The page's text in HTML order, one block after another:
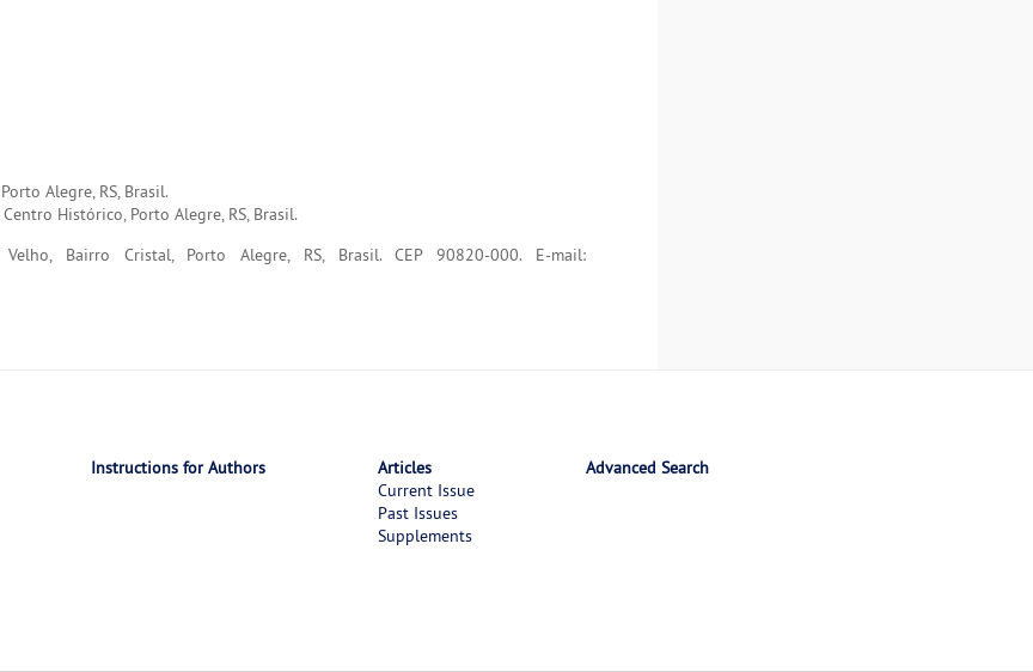
Alegre, RS, Brasil.
Histórico, Porto Alegre, RS, Brasil.
Bairro Cristal, Porto Alegre, RS, Brasil. CEP 90820-000. E-mail:
Instructions for Authors
Articles
Current Issue
Past Issues
Supplements
Advanced Search